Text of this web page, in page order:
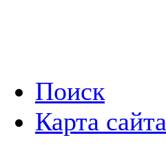
Поиск
Карта сайта